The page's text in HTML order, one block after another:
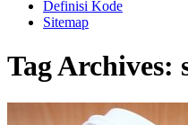
Definisi Kode
Sitemap
Tag Archives: